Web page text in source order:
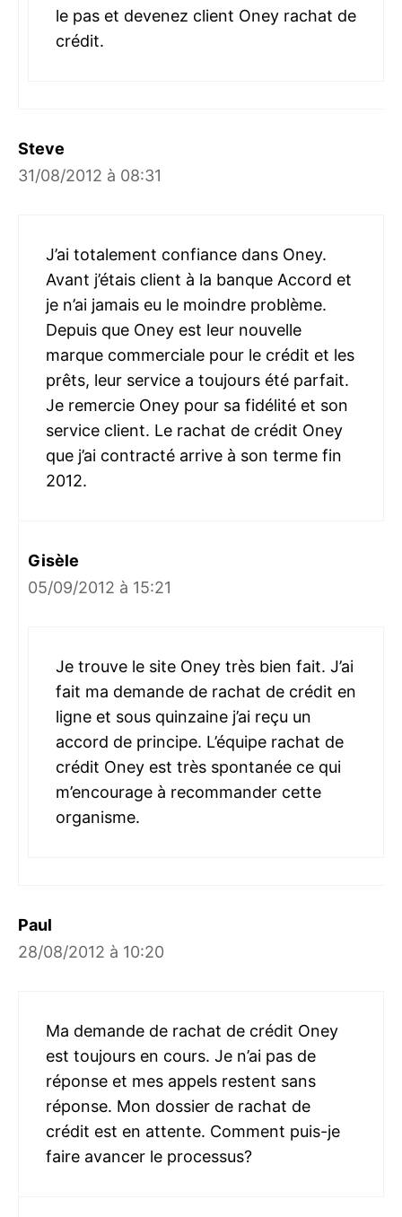
le pas et devenez client Oney rachat de
crédit.
Steve
31/08/2012 à 08:31
J’ai totalement confiance dans Oney.
Avant j’étais client à la banque Accord et
je n’ai jamais eu le moindre problème.
Depuis que Oney est leur nouvelle
marque commerciale pour le crédit et les
prêts, leur service a toujours été parfait.
Je remercie Oney pour sa fidélité et son
service client. Le rachat de crédit Oney
que j’ai contracté arrive à son terme fin
2012.
Gisèle
05/09/2012 à 15:21
Je trouve le site Oney très bien fait. J’ai
fait ma demande de rachat de crédit en
ligne et sous quinzaine j’ai reçu un
accord de principe. L’équipe rachat de
crédit Oney est très spontanée ce qui
m’encourage à recommander cette
organisme.
Paul
28/08/2012 à 10:20
Ma demande de rachat de crédit Oney
est toujours en cours. Je n’ai pas de
réponse et mes appels restent sans
réponse. Mon dossier de rachat de
crédit est en attente. Comment puis-je
faire avancer le processus?